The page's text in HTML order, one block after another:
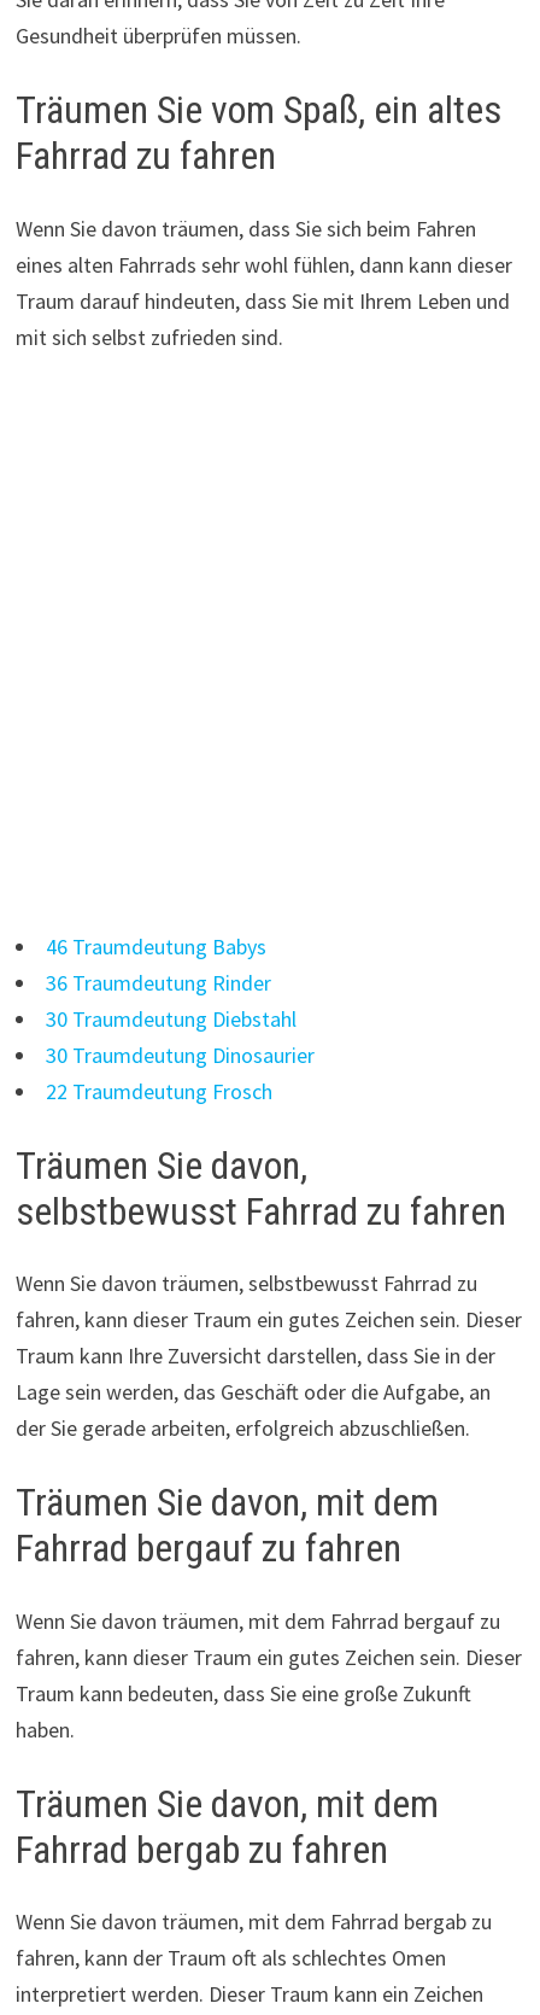
Gesundheit überprüfen müssen.
Träumen Sie vom Spaß, ein altes
Fahrrad zu fahren
Wenn Sie davon träumen, dass Sie sich beim Fahren
eines alten Fahrrads sehr wohl fühlen, dann kann dieser
Traum darauf hindeuten, dass Sie mit Ihrem Leben und
mit sich selbst zufrieden sind.
46 Traumdeutung Babys
36 Traumdeutung Rinder
30 Traumdeutung Diebstahl
30 Traumdeutung Dinosaurier
22 Traumdeutung Frosch
Träumen Sie davon,
selbstbewusst Fahrrad zu fahren
Wenn Sie davon träumen, selbstbewusst Fahrrad zu
fahren, kann dieser Traum ein gutes Zeichen sein. Dieser
Traum kann Ihre Zuversicht darstellen, dass Sie in der
Lage sein werden, das Geschäft oder die Aufgabe, an
der Sie gerade arbeiten, erfolgreich abzuschließen.
Träumen Sie davon, mit dem
Fahrrad bergauf zu fahren
Wenn Sie davon träumen, mit dem Fahrrad bergauf zu
fahren, kann dieser Traum ein gutes Zeichen sein. Dieser
Traum kann bedeuten, dass Sie eine große Zukunft
haben.
Träumen Sie davon, mit dem
Fahrrad bergab zu fahren
Wenn Sie davon träumen, mit dem Fahrrad bergab zu
fahren, kann der Traum oft als schlechtes Omen
interpretiert werden. Dieser Traum kann ein Zeichen